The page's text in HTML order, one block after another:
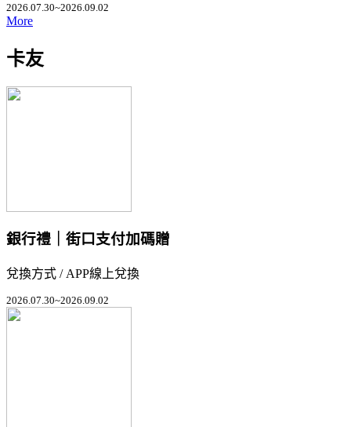
2026.07.30~2026.09.02
More
卡友
銀行禮｜街口支付加碼贈
兌換方式 / APP線上兌換
2026.07.30~2026.09.02